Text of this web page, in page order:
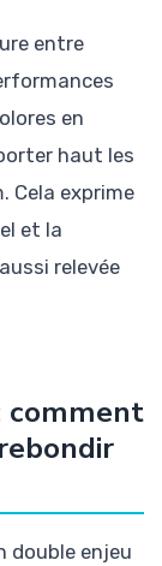
entre
en
haut les
Cela exprime
et la
relevée
comment
double enjeu